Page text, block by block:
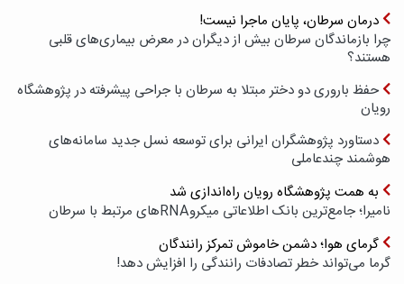
درمان سرطان، پایان ماجرا نیست!
چرا بازماندگان سرطان بیش از دیگران در معرض بیماری‌های قلبی
هستند؟
حفظ باروری دو دختر مبتلا به سرطان با جراحی پیشرفته در پژوهشگاه
رویان
دستاورد پژوهشگران ایرانی برای توسعه نسل جدید سامانه‌های
هوشمند چندعاملی
به همت پژوهشگاه رویان راه‌اندازی شد
نامیرا؛ جامع‌ترین بانک اطلاعاتی میکروRNAهای مرتبط با سرطان
گرمای هوا؛ دشمن خاموش تمرکز رانندگان
گرما می‌تواند خطر تصادفات رانندگی را افزایش دهد!